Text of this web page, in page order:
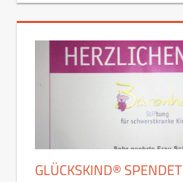
GLÜCKSKIND® SPENDET